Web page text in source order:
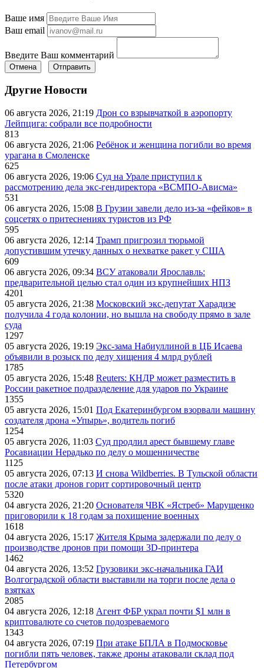
Ваше имя
Ваш email
Введите Ваш комментарий
Отмена Отправить
Другие Новости
06 августа 2026, 21:19 Дрон со взрывчаткой в аэропорту
Лейпцига: собрали все подробности
813
06 августа 2026, 21:06 Ребёнок и женщина погибли во время
урагана в Смоленске
625
06 августа 2026, 19:06 Суд на Урале приступил к
рассмотрению дела экс-гендиректора «ВСМПО-Ависма»
531
06 августа 2026, 15:08 В Грузии завели дело из-за «фейков» в
соцсетях о притеснениях туристов из РФ
595
06 августа 2026, 12:14 Трамп пригрозил тюрьмой
допустившим утечку данных о нехватке ракет у США
609
06 августа 2026, 09:34 ВСУ атаковали Ярославль:
предварительной целью стал один из крупнейших НПЗ
4201
05 августа 2026, 21:38 Московский экс-депутат Харадизе
получила 4 года колонии, но вышла на свободу прямо в зале
суда
1297
05 августа 2026, 19:19 Экс-зама Набиуллиной в ЦБ Исаева
объявили в розыск по делу хищения 4 млрд рублей
1785
05 августа 2026, 15:48 Reuters: КНДР может разместить в
России ракетное подразделение для ударов по Украине
1355
05 августа 2026, 15:01 Под Екатеринбургом взорвали машину
создателя дрона «Упырь», водитель погиб
1254
05 августа 2026, 11:03 Суд продлил арест бывшему главе
Росавиации Нерадько по делу о мошенничестве
1125
05 августа 2026, 07:13 И снова Wildberries. В Тульской области
после атаки дронов горит сортировочный центр
5320
04 августа 2026, 21:20 Основателя ЧВК «Ястреб» Марущенко
приговорили к 18 годам за похищение военных
1618
04 августа 2026, 15:17 Жителя Крыма задержали по делу о
производстве дронов при помощи 3D‑принтера
1462
04 августа 2026, 13:52 Грузовики экс-начальника ГАИ
Волгоградской области выставили на торги после дела о
взятках
2085
04 августа 2026, 12:18 Агент ФБР украл почти $1 млн в
криптовалюте со счетов подозреваемого
1343
04 августа 2026, 07:19 При атаке БПЛА в Подмосковье
погибли пять человек, также дроны атаковали склад под
Петербургом